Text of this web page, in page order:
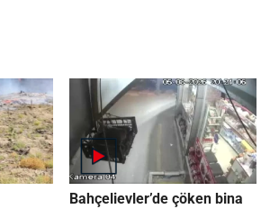
Bahçelievler’de çöken bina